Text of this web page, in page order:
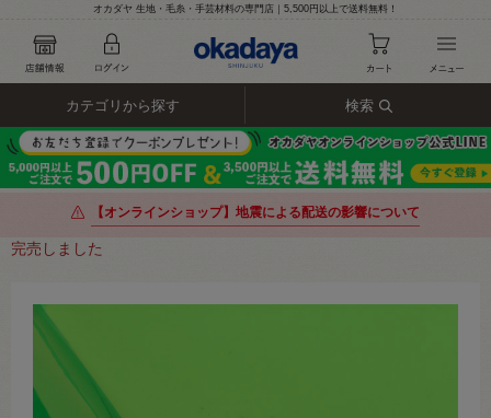
オカダヤ 生地・毛糸・手芸材料の専門店｜5,500円以上で送料無料！
カテゴリから探す 検索
【オンラインショップ】地震による配送の影響について
完売しました